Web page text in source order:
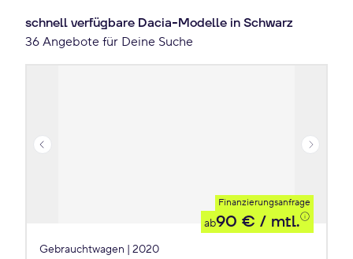
schnell verfügbare Dacia-Modelle in Schwarz
36 Angebote für Deine Suche
Finanzierungsanfrage
ab90 € / mtl.
Gebrauchtwagen | 2020